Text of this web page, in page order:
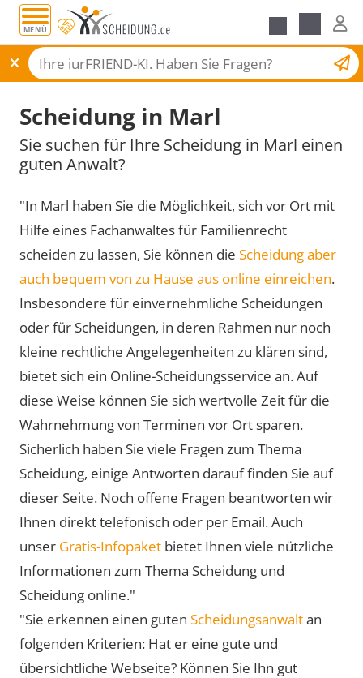
MENÜ
Scheidungsantrag
Scheidung in Marl
Sie suchen für Ihre Scheidung in Marl einen
guten Anwalt?
"In Marl haben Sie die Möglichkeit, sich vor Ort mit
Hilfe eines Fachanwaltes für Familienrecht
scheiden zu lassen, Sie können die Scheidung aber
auch bequem von zu Hause aus online einreichen.
Insbesondere für einvernehmliche Scheidungen
oder für Scheidungen, in deren Rahmen nur noch
kleine rechtliche Angelegenheiten zu klären sind,
bietet sich ein Online-Scheidungsservice an. Auf
diese Weise können Sie sich wertvolle Zeit für die
Wahrnehmung von Terminen vor Ort sparen.
Sicherlich haben Sie viele Fragen zum Thema
Scheidung, einige Antworten darauf finden Sie auf
dieser Seite. Noch offene Fragen beantworten wir
Ihnen direkt telefonisch oder per Email. Auch
unser Gratis-Infopaket bietet Ihnen viele nützliche
Informationen zum Thema Scheidung und
Scheidung online."
"Sie erkennen einen guten Scheidungsanwaltan
folgenden Kriterien: Hat er eine gute und
übersichtliche Webseite? Können Sie Ihn gut